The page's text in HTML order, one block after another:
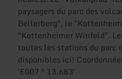
paysagers du parc des
Bellerberg", le
"Kottenheimer Winfeld".
toutes les stations du parc
disponibles ici!
'E007 ° 13.683'